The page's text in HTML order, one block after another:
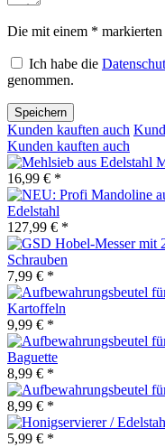
Die mit einem *
Ich habe die
genommen.
Speichern
Kunden kauften auch
Kunden kauften auch
16,99 € *
Edelstahl
127,99 € *
Schrauben
7,99 € *
Kartoffeln
9,99 € *
Baguette
8,99 € *
8,99 € *
5,99 € *